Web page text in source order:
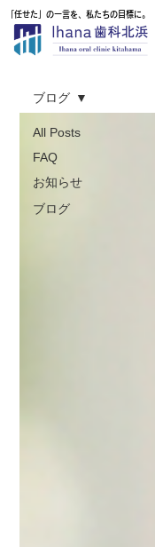
「任せた」の一言を、私たちの目標に。
「任せた」の一言を、私たちの目標に。
All Posts
FAQ
お知らせ
ブログ
ブログ